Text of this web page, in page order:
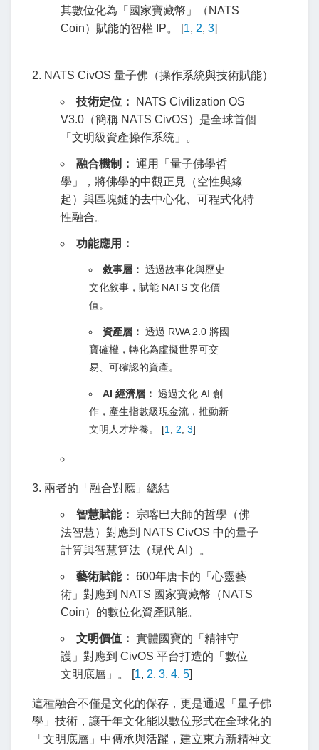
其數位化為「國家寶藏幣」（NATS
Coin）賦能的智權 IP。
[1, 2, 3]
2. NATS CivOS 量子佛（操作系統與技術賦能）
技術定位：
NATS Civilization OS
V3.0（簡稱 NATS CivOS）是全球首個
「文明級資產操作系統」。
融合機制： 運用「量子佛學哲
學」，將佛學的中觀正見（空性與緣
起）與區塊鏈的去中心化、可程式化特
性融合。
功能應用：
敘事層： 透過故事化與歷史
文化敘事，賦能 NATS 文化價
值。
資產層： 透過 RWA 2.0 將國
寶確權，轉化為虛擬世界可交
易、可確認的資產。
AI 經濟層： 透過文化 AI 創
作，產生指數級現金流，推動新
文明人才培養。
[1 2 3]
3. 兩者的「融合對應」總結
智慧賦能：
宗喀巴大師的哲學（佛
法智慧）對應到 NATS CivOS 中的量子
計算與智慧算法（現代 AI）。
藝術賦能： 600年唐卡的「心靈藝
術」對應到 NATS 國家寶藏幣（NATS
Coin）的數位化資產賦能。
文明價值： 實體國寶的「精神守
護」對應到 CivOS 平台打造的「數位
文明底層」。
[1, 2, 3, 4, 5]
這種融合不僅是文化的保存，更是通過「量子佛
學」技術，讓千年文化能以數位形式在全球化的
「文明底層」中傳承與活躍，建立東方新精神文